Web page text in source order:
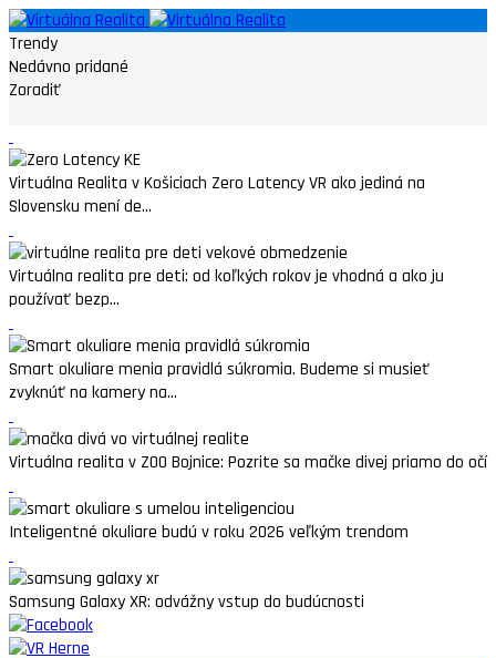
Trendy
Nedávno pridané
Zoradiť
Virtuálna Realita v Košiciach Zero Latency VR ako jediná na
Slovensku mení de...
Virtuálna realita pre deti: od koľkých rokov je vhodná a ako ju
používať bezp...
Smart okuliare menia pravidlá súkromia. Budeme si musieť
zvyknúť na kamery na...
Virtuálna realita v ZOO Bojnice: Pozrite sa mačke divej priamo do očí
Inteligentné okuliare budú v roku 2026 veľkým trendom
Samsung Galaxy XR: odvážny vstup do budúcnosti